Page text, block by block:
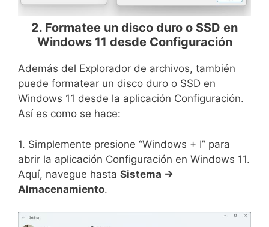
2. Formatee un disco duro o SSD en
Windows 11 desde Configuración
Además del Explorador de archivos, también
puede formatear un disco duro o SSD en
Windows 11 desde la aplicación Configuración.
Así es como se hace:
1. Simplemente presione “Windows + I” para
abrir la aplicación Configuración en Windows 11.
Aquí, navegue hasta Sistema ->
Almacenamiento.